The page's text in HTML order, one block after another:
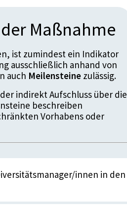
Maßnahme
ist zumindest ein Indikator
ausschließlich anhand von
auch Meilensteine zulässig.
indirekt Aufschluss über die
beschreiben
Vorhabens oder
innen in den